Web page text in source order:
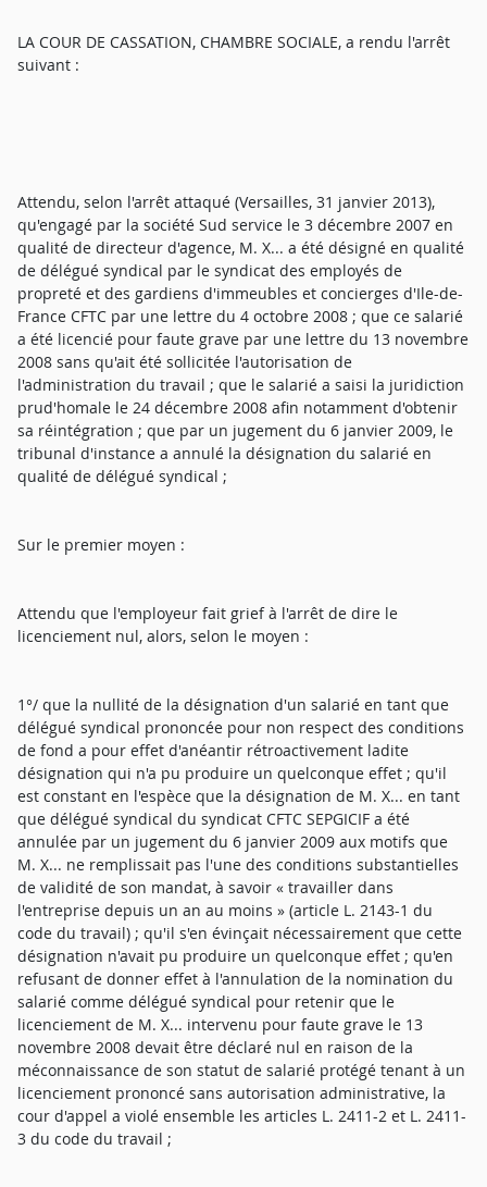
LA COUR DE CASSATION, CHAMBRE SOCIALE, a rendu l'arrêt
suivant :
Attendu, selon l'arrêt attaqué (Versailles, 31 janvier 2013),
qu'engagé par la société Sud service le 3 décembre 2007 en
qualité de directeur d'agence, M. X... a été désigné en qualité
de délégué syndical par le syndicat des employés de
propreté et des gardiens d'immeubles et concierges d'Ile-de-
France CFTC par une lettre du 4 octobre 2008 ; que ce salarié
a été licencié pour faute grave par une lettre du 13 novembre
2008 sans qu'ait été sollicitée l'autorisation de
l'administration du travail ; que le salarié a saisi la juridiction
prud'homale le 24 décembre 2008 afin notamment d'obtenir
sa réintégration ; que par un jugement du 6 janvier 2009, le
tribunal d'instance a annulé la désignation du salarié en
qualité de délégué syndical ;
Sur le premier moyen :
Attendu que l'employeur fait grief à l'arrêt de dire le
licenciement nul, alors, selon le moyen :
1°/ que la nullité de la désignation d'un salarié en tant que
délégué syndical prononcée pour non respect des conditions
de fond a pour effet d'anéantir rétroactivement ladite
désignation qui n'a pu produire un quelconque effet ; qu'il
est constant en l'espèce que la désignation de M. X... en tant
que délégué syndical du syndicat CFTC SEPGICIF a été
annulée par un jugement du 6 janvier 2009 aux motifs que
M. X... ne remplissait pas l'une des conditions substantielles
de validité de son mandat, à savoir « travailler dans
l'entreprise depuis un an au moins » (article L. 2143-1 du
code du travail) ; qu'il s'en évinçait nécessairement que cette
désignation n'avait pu produire un quelconque effet ; qu'en
refusant de donner effet à l'annulation de la nomination du
salarié comme délégué syndical pour retenir que le
licenciement de M. X... intervenu pour faute grave le 13
novembre 2008 devait être déclaré nul en raison de la
méconnaissance de son statut de salarié protégé tenant à un
licenciement prononcé sans autorisation administrative, la
cour d'appel a violé ensemble les articles L. 2411-2 et L. 2411-
3 du code du travail ;